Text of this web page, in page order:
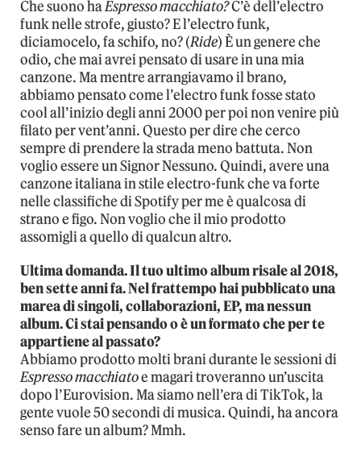
Che suono haEspresso macchiato?C’è dell’electro
funk nelle strofe, giusto? E l’electro funk,
diciamocelo, fa schifo, no? (Ride) È un genere che
odio, che mai avrei pensato di usare in una mia
canzone. Ma mentre arrangiavamo il brano,
abbiamo pensato come l’electro funk fosse stato
cool all’inizio degli anni 2000 per poi non venire più
filato per vent’anni. Questo per dire che cerco
sempre di prendere la strada meno battuta. Non
voglio essere un Signor Nessuno. Quindi, avere una
canzone italiana in stile electro-funk che va forte
nelle classifiche di Spotify per me è qualcosa di
strano e figo. Non voglio che il mio prodotto
assomigli a quello di qualcun altro.
Ultima domanda. Il tuo ultimo album risale al 2018,
ben sette anni fa. Nel frattempo hai pubblicato una
marea di singoli, collaborazioni, EP, ma nessun
album. Ci stai pensando o è un formato che per te
appartiene al passato?
Abbiamo prodotto molti brani durante le sessioni di
Espresso macchiatoe magari troveranno un’uscita
dopo l’Eurovision. Ma siamo nell’era di TikTok, la
gente vuole 50 secondi di musica. Quindi, ha ancora
senso fare un album? Mmh.